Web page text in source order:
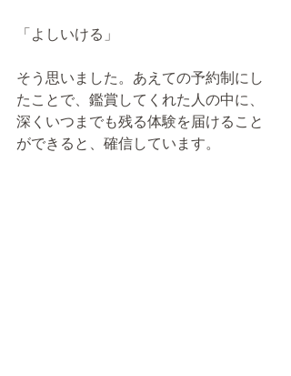
「よしいける」
そう思いました。あえての予約制にし
たことで、鑑賞してくれた人の中に、
深くいつまでも残る体験を届けること
ができると、確信しています。